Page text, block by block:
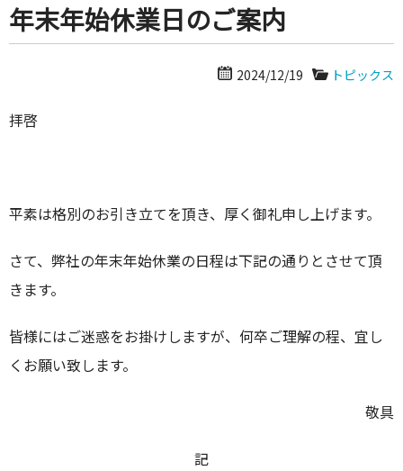
年末年始休業日のご案内
2024/12/19 トピックス
拝啓
平素は格別のお引き立てを頂き、厚く御礼申し上げます。
さて、弊社の年末年始休業の日程は下記の通りとさせて頂
きます。
皆様にはご迷惑をお掛けしますが、何卒ご理解の程、宜し
くお願い致します。
敬具
記